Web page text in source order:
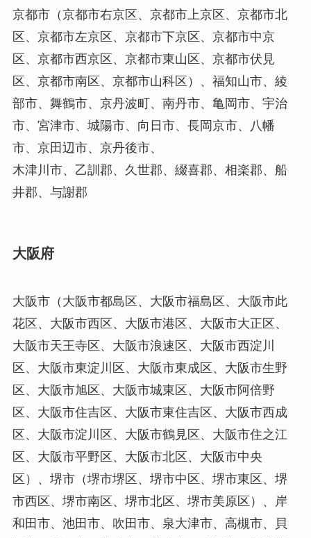
京都市（京都市右京区、京都市上京区、京都市北
区、京都市左京区、京都市下京区、京都市中京
区、京都市西京区、京都市東山区、京都市伏見
区、京都市南区、京都市山科区）、福知山市、綾
部市、舞鶴市、京丹波町、南丹市、亀岡市、宇治
市、宮津市、城陽市、向日市、長岡京市、八幡
市、京田辺市、京丹後市、
木津川市、乙訓郡、久世郡、綴喜郡、相楽郡、船
井郡、与謝郡
大阪府
大阪市（大阪市都島区、大阪市福島区、大阪市此
花区、大阪市西区、大阪市港区、大阪市大正区、
大阪市天王寺区、大阪市浪速区、大阪市西淀川
区、大阪市東淀川区、大阪市東成区、大阪市生野
区、大阪市旭区、大阪市城東区、大阪市阿倍野
区、大阪市住吉区、大阪市東住吉区、大阪市西成
区、大阪市淀川区、大阪市鶴見区、大阪市住之江
区、大阪市平野区、大阪市北区、大阪市中央
区）、堺市（堺市堺区、堺市中区、堺市東区、堺
市西区、堺市南区、堺市北区、堺市美原区）、岸
和田市、池田市、吹田市、泉大津市、高槻市、貝